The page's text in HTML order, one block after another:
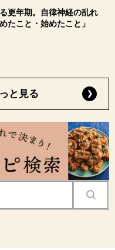
更年期。自律神経の乱れ
たこと・始めたこと」
と見る